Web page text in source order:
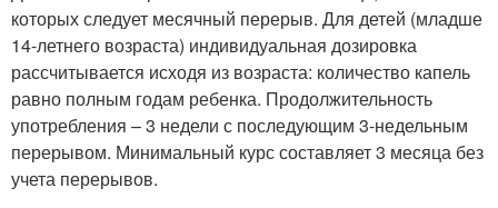
которых следует месячный перерыв. Для детей (младше
14-летнего возраста) индивидуальная дозировка
рассчитывается исходя из возраста: количество капель
равно полным годам ребенка. Продолжительность
употребления – 3 недели с последующим 3-недельным
перерывом. Минимальный курс составляет 3 месяца без
учета перерывов.